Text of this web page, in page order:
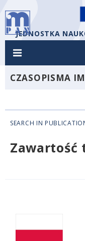
JEDNOSTKA
CZASOPISMA
SEARCH IN
Zawartość